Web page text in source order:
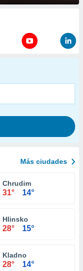
Más ciudades
Chrudim
31° 14°
Hlinsko
28° 15°
Kladno
28° 14°